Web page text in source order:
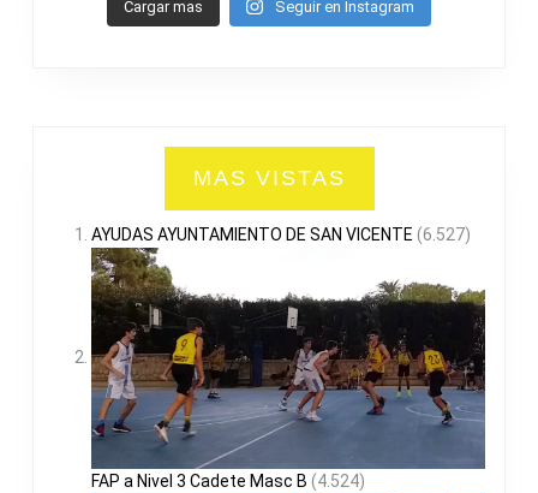
Cargar mas Seguir en Instagram
MAS VISTAS
AYUDAS AYUNTAMIENTO DE SAN VICENTE (6.527)
FAP a Nivel 3 Cadete Masc B (4.524)